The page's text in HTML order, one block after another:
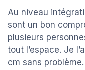
Au niveau
sont un bon
plusieurs
tout l’espace. Je
cm sans